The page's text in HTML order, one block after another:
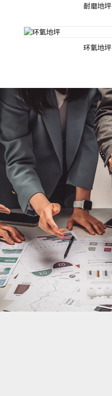
耐磨地坪
环氧地坪